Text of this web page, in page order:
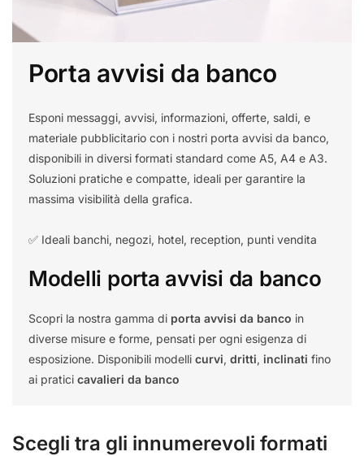
Porta avvisi da banco
Esponi messaggi, avvisi, informazioni, offerte, saldi, e
materiale pubblicitario con i nostri porta avvisi da banco,
disponibili in diversi formati standard come A5, A4 e A3.
Soluzioni pratiche e compatte, ideali per garantire la
massima visibilità della grafica.
✅ Ideali banchi, negozi, hotel, reception, punti vendita
Modelli porta avvisi da banco
Scopri la nostra gamma di porta avvisi da banco in
diverse misure e forme, pensati per ogni esigenza di
esposizione. Disponibili modelli curvi, dritti, inclinati fino
ai pratici cavalieri da banco
Scegli tra gli innumerevoli formati